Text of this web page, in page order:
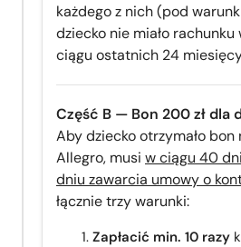
każdego z nich (pod
dziecko nie miało
ciągu ostatnich 24
Część B — Bon 200 zł dla
Aby dziecko otrzymało bon
Allegro, musi w ciągu 40
dniu zawarcia umowy o
łącznie trzy warunki:
Zapłacić min. 10 razy